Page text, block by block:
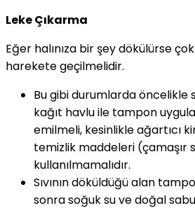
Leke Çıkarma
Eğer halınıza bir şey dökülürse
harekete geçilmelidir.
Bu gibi durumlarda öncelikle
kağıt havlu ile tampon
emilmeli, kesinlikle ağartıcı
temizlik maddeleri (çamaşır
kullanılmamalıdır.
Sıvının döküldüğü alan
sonra soğuk su ve doğal